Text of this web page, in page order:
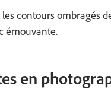
contours ombragés
émouvante.
en